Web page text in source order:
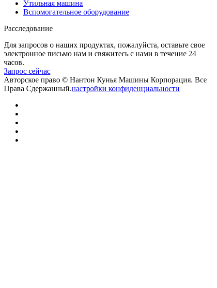
Утильная машина
Вспомогательное оборудование
Расследование
Для запросов о наших продуктах, пожалуйста, оставьте свое
электронное письмо нам и свяжитесь с нами в течение 24
часов.
Запрос сейчас
Авторское право © Нантон Кунья Машины Корпорация. Все
Права Сдержанный.настройки конфиденциальности